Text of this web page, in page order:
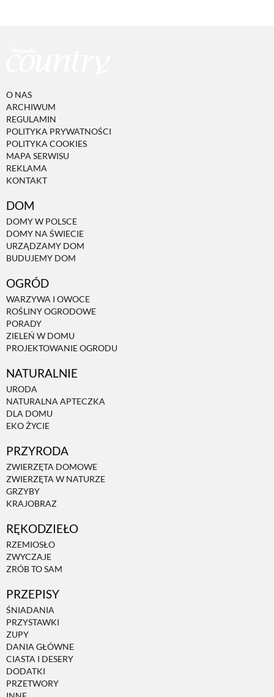
O NAS
ARCHIWUM
REGULAMIN
POLITYKA PRYWATNOŚCI
POLITYKA COOKIES
MAPA SERWISU
REKLAMA
KONTAKT
DOM
DOMY W POLSCE
DOMY NA ŚWIECIE
URZĄDZAMY DOM
BUDUJEMY DOM
OGRÓD
WARZYWA I OWOCE
ROŚLINY OGRODOWE
PORADY
ZIELEŃ W DOMU
PROJEKTOWANIE OGRODU
NATURALNIE
URODA
NATURALNA APTECZKA
DLA DOMU
EKO ŻYCIE
PRZYRODA
ZWIERZĘTA DOMOWE
ZWIERZĘTA W NATURZE
GRZYBY
KRAJOBRAZ
RĘKODZIEŁO
RZEMIOSŁO
ZWYCZAJE
ZRÓB TO SAM
PRZEPISY
ŚNIADANIA
PRZYSTAWKI
ZUPY
DANIA GŁÓWNE
CIASTA I DESERY
DODATKI
PRZETWORY